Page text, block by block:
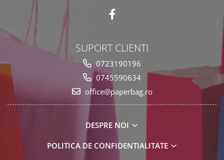
SUPORT CLIENTI
0723190196
0745590634
office@paperbag.ro
DESPRE NOI
POLITICA DE CONFIDENTIALITATE